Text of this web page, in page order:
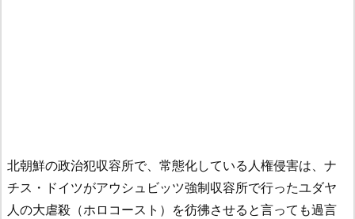
北朝鮮の政治犯収容所で、常態化している人権侵害は、ナ
チス・ドイツがアウシュビッツ強制収容所で行ったユダヤ
人の大虐殺（ホロコースト）を彷彿させると言っても過言